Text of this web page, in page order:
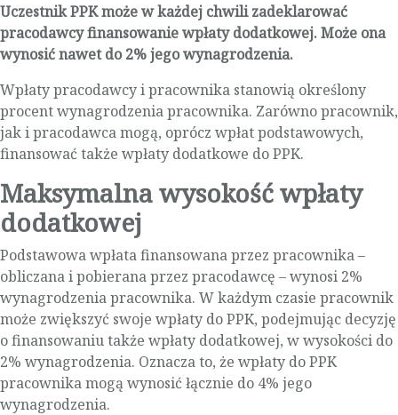
Uczestnik PPK może w każdej chwili zadeklarować
pracodawcy finansowanie wpłaty dodatkowej. Może ona
wynosić nawet do 2% jego wynagrodzenia.
Wpłaty pracodawcy i pracownika stanowią określony
procent wynagrodzenia pracownika. Zarówno pracownik,
jak i pracodawca mogą, oprócz wpłat podstawowych,
finansować także wpłaty dodatkowe do PPK.
Maksymalna wysokość wpłaty
dodatkowej
Podstawowa wpłata finansowana przez pracownika –
obliczana i pobierana przez pracodawcę – wynosi 2%
wynagrodzenia pracownika. W każdym czasie pracownik
może zwiększyć swoje wpłaty do PPK, podejmując decyzję
o finansowaniu także wpłaty dodatkowej, w wysokości do
2% wynagrodzenia. Oznacza to, że wpłaty do PPK
pracownika mogą wynosić łącznie do 4% jego
wynagrodzenia.